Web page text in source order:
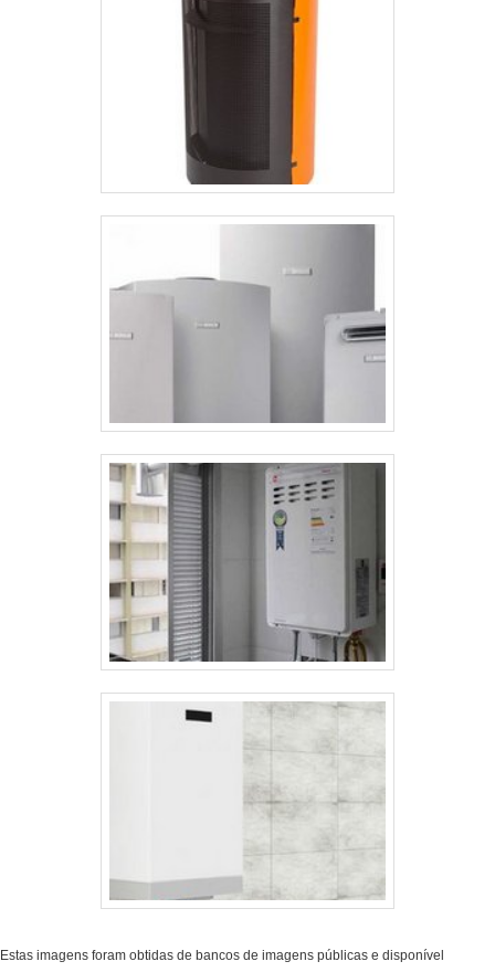
Estas imagens foram obtidas de bancos de imagens públicas e disponível